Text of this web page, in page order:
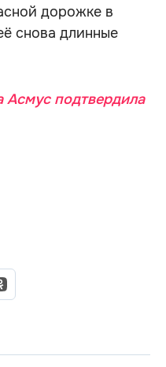
дорожке в
снова длинные
Асмус подтвердила